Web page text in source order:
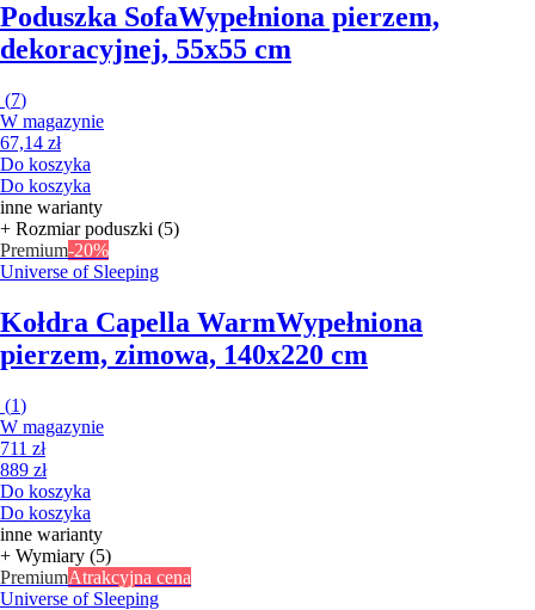
Poduszka SofaWypełniona pierzem,
dekoracyjnej, 55x55 cm
(7)
W magazynie
67,14 zł
Do koszyka
Do koszyka
inne warianty
+ Rozmiar poduszki (5)
Premium-20%
Universe of Sleeping
Kołdra Capella WarmWypełniona
pierzem, zimowa, 140x220 cm
(1)
W magazynie
711 zł
889 zł
Do koszyka
Do koszyka
inne warianty
+ Wymiary (5)
PremiumAtrakcyjna cena
Universe of Sleeping